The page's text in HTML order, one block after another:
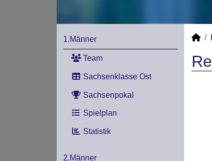
1.Männer
Team
Sachsenklasse Ost
Sachsenpokal
Spielplan
Statistik
2.Männer